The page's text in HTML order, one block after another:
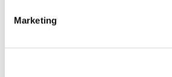
Marketing